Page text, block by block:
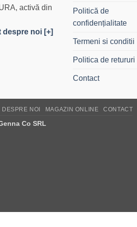
activă din
despre noi [+]
Politică de
confidențialitate
Termeni si conditii
Politica de retururi
Contact
DESPRE NOI MAGAZIN ONLINE CONTACT
Co SRL